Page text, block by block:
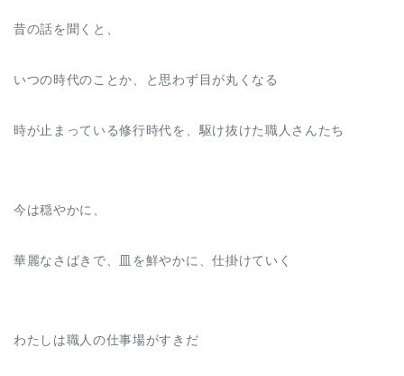
昔の話を聞くと、
いつの時代のことか、と思わず目が丸くなる
時が止まっている修行時代を、駆け抜けた職人さんたち
今は穏やかに、
華麗なさばきで、皿を鮮やかに、仕掛けていく
わたしは職人の仕事場がすきだ